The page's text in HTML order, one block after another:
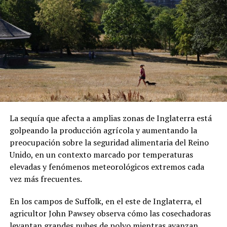
ADVERTISEMENT
Sánchez también denunció que los migrantes fueron
presionados para abordar el vuelo. Las declaraciones
confirmadas de manera independiente.
Una vez en República Centroafricana, las autoridades
locales les comunicaron que podrían permanecer
temporalmente en el país bajo un visado. Sin embargo,
Sánchez aseguró que existen restricciones para
El hondureño, junto al ecuatoriano Mauricio Alvarado y
La sequía que afecta a amplias zonas de Inglaterra está
golpeando la producción agrícola y aumentando la
preocupación sobre la seguridad alimentaria del Reino
Unido, en un contexto marcado por temperaturas
elevadas y fenómenos meteorológicos extremos cada
vez más frecuentes.
En los campos de Suffolk, en el este de Inglaterra, el
agricultor John Pawsey observa cómo las cosechadoras